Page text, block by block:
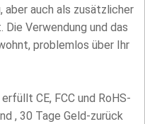
aber auch als zusätzlicher
Verwendung und das
problemlos über Ihr
CE, FCC und RoHS-
, 30 Tage Geld-zurück